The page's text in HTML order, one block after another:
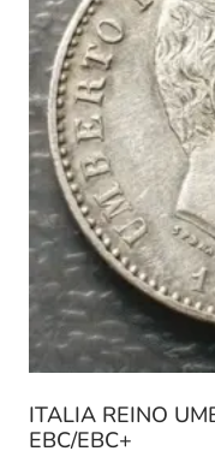
ITALIA REINO
EBC/EBC+